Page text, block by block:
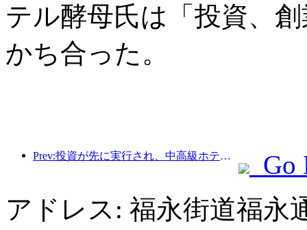
テル酵母氏は「投資、
かち合った。
Prev:投資が先に実行され、中高級ホテルは投機の段階を過ぎている。
Go
アドレス: 福永街道福永